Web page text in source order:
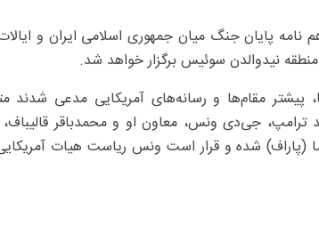
نیدوالدن سوئیس برگزار خواهد شد.
پیشتر مقام‌ها و رسانه‌های آمریکایی مدعی شدند
ترامپ، جی‌دی ونس، معاون او و محمدباقر
(پاراف) شده و قرار است ونس ریاست هیات